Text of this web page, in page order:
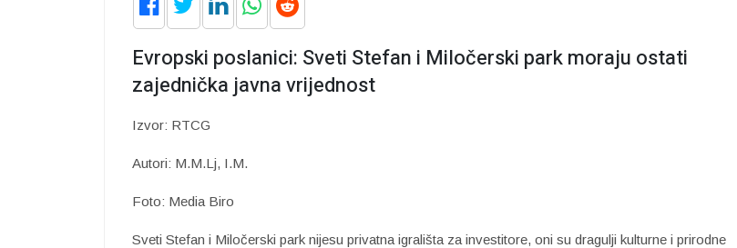
Evropski poslanici: Sveti Stefan i Miločerski park moraju ostati
zajednička javna vrijednost
Izvor: RTCG
Autori: M.M.Lj, I.M.
Foto: Media Biro
Sveti Stefan i Miločerski park nijesu privatna igrališta za investitore, oni su dragulji kulturne i prirodne